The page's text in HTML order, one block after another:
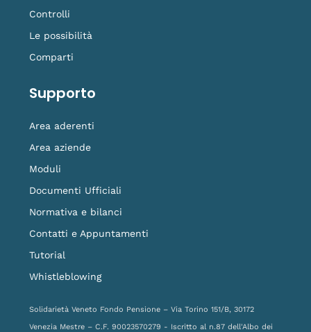
Controlli
Le possibilità
Comparti
Supporto
Area aderenti
Area aziende
Moduli
Documenti Ufficiali
Normativa e bilanci
Contatti e Appuntamenti
Tutorial
Whistleblowing
Solidarietà Veneto Fondo Pensione – Via Torino 151/B, 30172
Venezia Mestre – C.F. 90023570279 - Iscritto al n.87 dell'Albo dei